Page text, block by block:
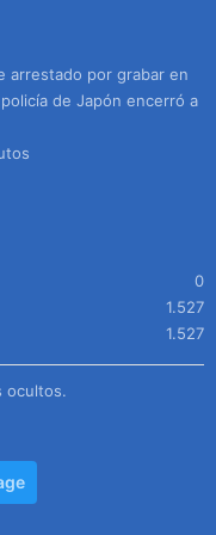
arrestado por grabar en
de Japón encerró a
0
1.527
1.527
ocultos.